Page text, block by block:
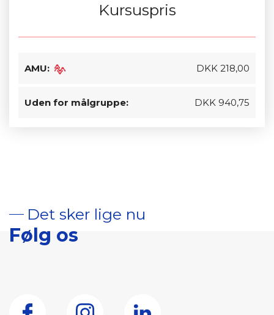
Kursuspris
AMU: DKK 218,00
Uden for målgruppe: DKK 940,75
Det sker lige nu
Følg os